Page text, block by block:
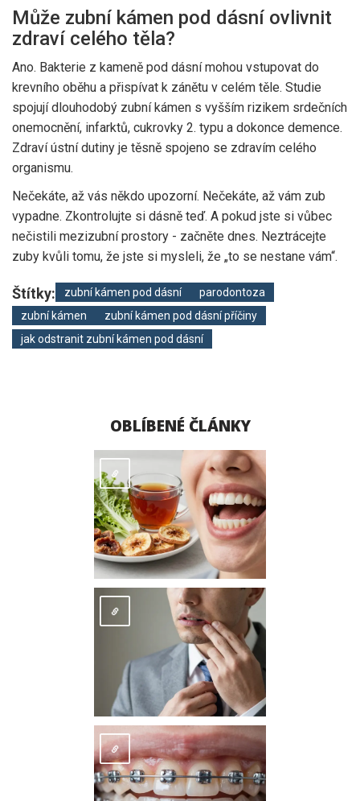
Může zubní kámen pod dásní ovlivnit
zdraví celého těla?
Ano. Bakterie z kameně pod dásní mohou vstupovat do
krevního oběhu a přispívat k zánětu v celém těle. Studie
spojují dlouhodobý zubní kámen s vyšším rizikem srdečních
onemocnění, infarktů, cukrovky 2. typu a dokonce demence.
Zdraví ústní dutiny je těsně spojeno se zdravím celého
organismu.
Nečekáte, až vás někdo upozorní. Nečekáte, až vám zub
vypadne. Zkontrolujte si dásně teď. A pokud jste si vůbec
nečistili mezizubní prostory - začněte dnes. Neztrácejte
zuby kvůli tomu, že jste si mysleli, že „to se nestane vám“.
Štítky: zubní kámen pod dásní
parodontoza
zubní kámen
zubní kámen pod dásní příčiny
jak odstranit zubní kámen pod dásní
OBLÍBENÉ ČLÁNKY